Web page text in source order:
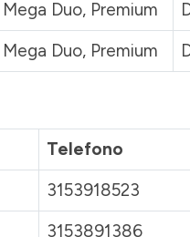
Mega Duo, Premium
Mega Duo, Premium
Telefono
3153918523
3153891386